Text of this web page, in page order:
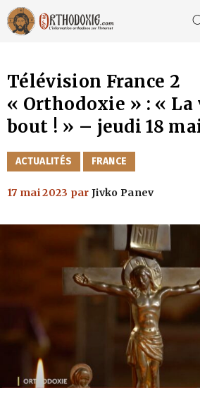
Aller
au
contenu
Télévision France 2
« Orthodoxie » : « La
bout ! » – jeudi 18
CATÉGORIES
ACTUALITÉS FRANCE
17 mai 2023 parJivko Panev